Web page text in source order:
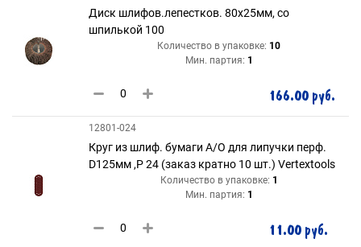
Диск шлифов.лепестков. 80х25мм, со
шпилькой 100
Количество в упаковке: 10
Мин. партия: 1
166.00 руб.
12801-024
Круг из шлиф. бумаги А/О для липучки перф.
D125мм ,Р 24 (заказ кратно 10 шт.) Vertextools
Количество в упаковке: 1
Мин. партия: 1
11.00 руб.